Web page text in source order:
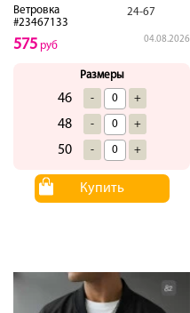
Ветровка
#23467133
24-67
04.08.2026
575 руб
Размеры
46 - +
48 - +
50 - +
Купить